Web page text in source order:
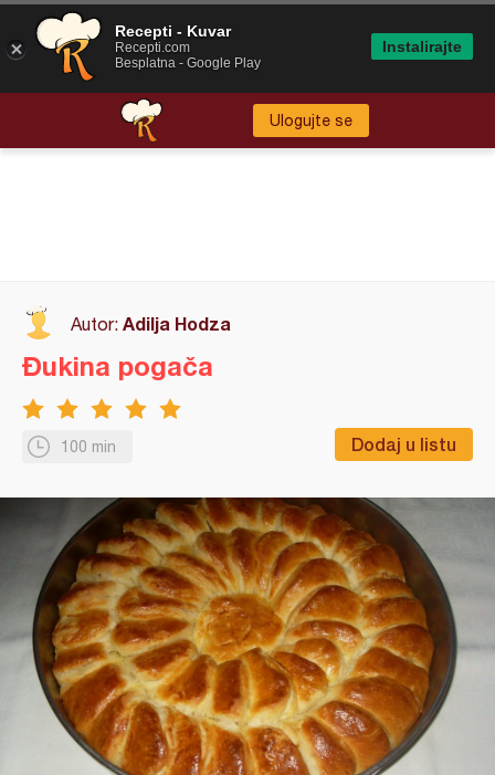
Ulogujte se
Autor: Adilja Hodza
100 min Dodaj u listu
Đukina pogača
Recepti - Kuvar
Recepti.com
Besplatna - Google Play
Instalirajte